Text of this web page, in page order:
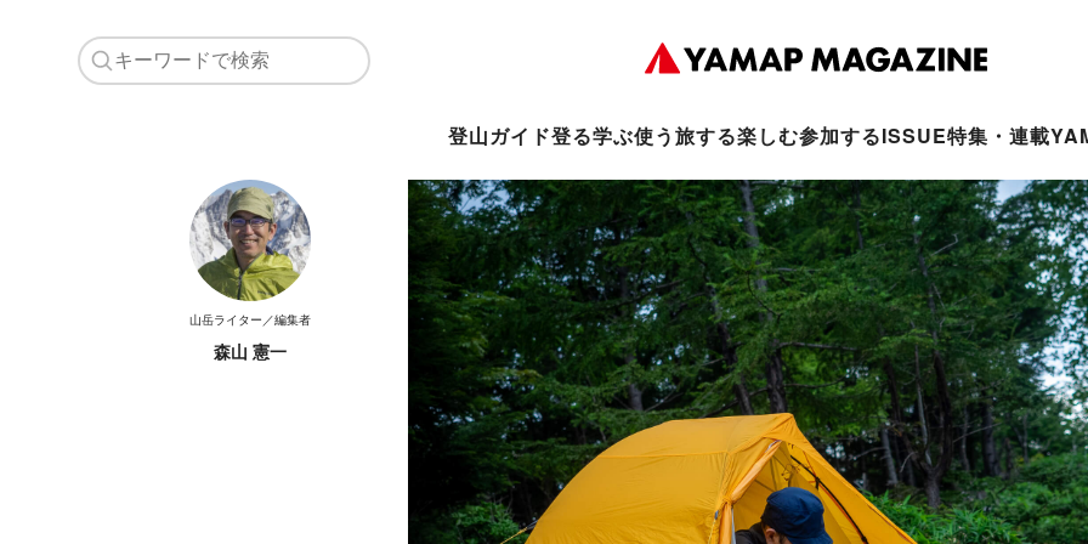
登山ガイド登る学ぶ使う旅する楽しむ参加するISSUE特集・連載
山岳ライター／編集者
森山 憲一